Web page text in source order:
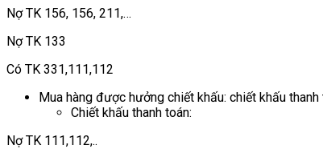
Nợ TK 156, 156, 211,…
Nợ TK 133
Có TK 331,111,112
Mua hàng được hưởng chiết khấu: chiết khấu
Chiết khấu thanh toán:
Nợ TK 111,112,..